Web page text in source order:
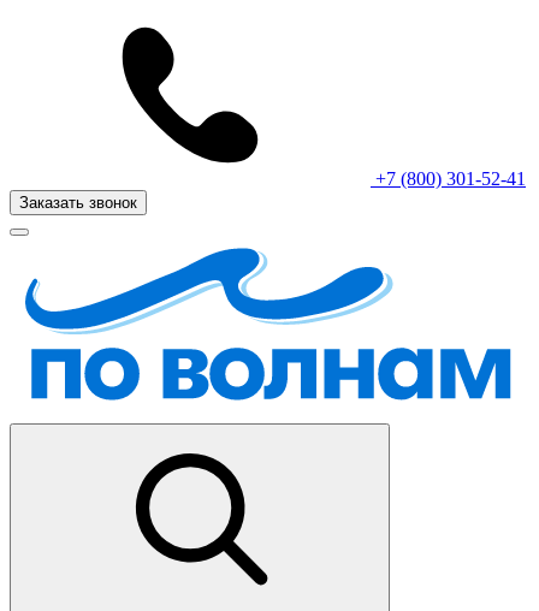
+7 (800) 301-52-41
Заказать звонок